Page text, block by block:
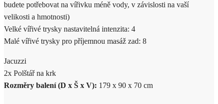
budete potřebovat na vířivku méně vody, v závislosti na vaší
velikosti a hmotnosti)
Velké vířivé trysky nastavitelná intenzita: 4
Malé vířivé trysky pro příjemnou masáž zad: 8
Jacuzzi
2x Polštář na krk
Rozměry balení (D x Š x V): 179 x 90 x 70 cm